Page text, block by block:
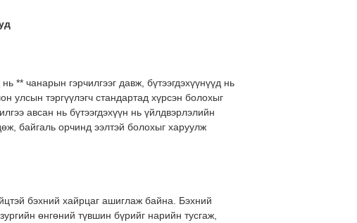
** чанарын гэрчилгээг давж, бүтээгдэхүүнүүд нь
улсын тэргүүлэгч стандартад хүрсэн болохыг
авсан нь бүтээгдэхүүн нь үйлдвэрлэлийн
байгаль орчинд ээлтэй болохыг харуулж
бэхний хайрцаг ашиглаж байна. Бэхний
өнгөний түвшин бүрийг нарийн тусгаж,